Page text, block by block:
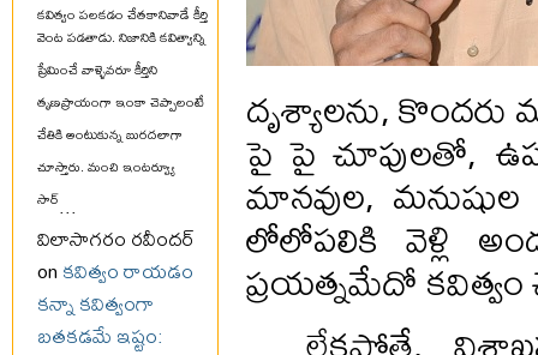
కవిత్వం పలకడం చేతకానివాడే కీర్తి
వెంట పడతాడు. నిజానికి కవిత్వాన్ని
ప్రేమించే వాళ్ళెవరూ కీర్తిని
తృణప్రాయంగా ఇంకా చెప్పాలంటే
చేతికి అంటుకున్న బురదలాగా
చూస్తారు. మంచి ఇంటర్వ్యూ
సార్...
విలాసాగరం రవీందర్
onకవిత్వం రాయడం
కన్నా కవిత్వంగా
బతకడమే ఇష్టం:
దృశ్యాలను, కొందరు
పై పై చూపులతో,
మానవుల,
లోలోపలికి వెళ్లి
ప్రయత్నమేదో కవిత్వం